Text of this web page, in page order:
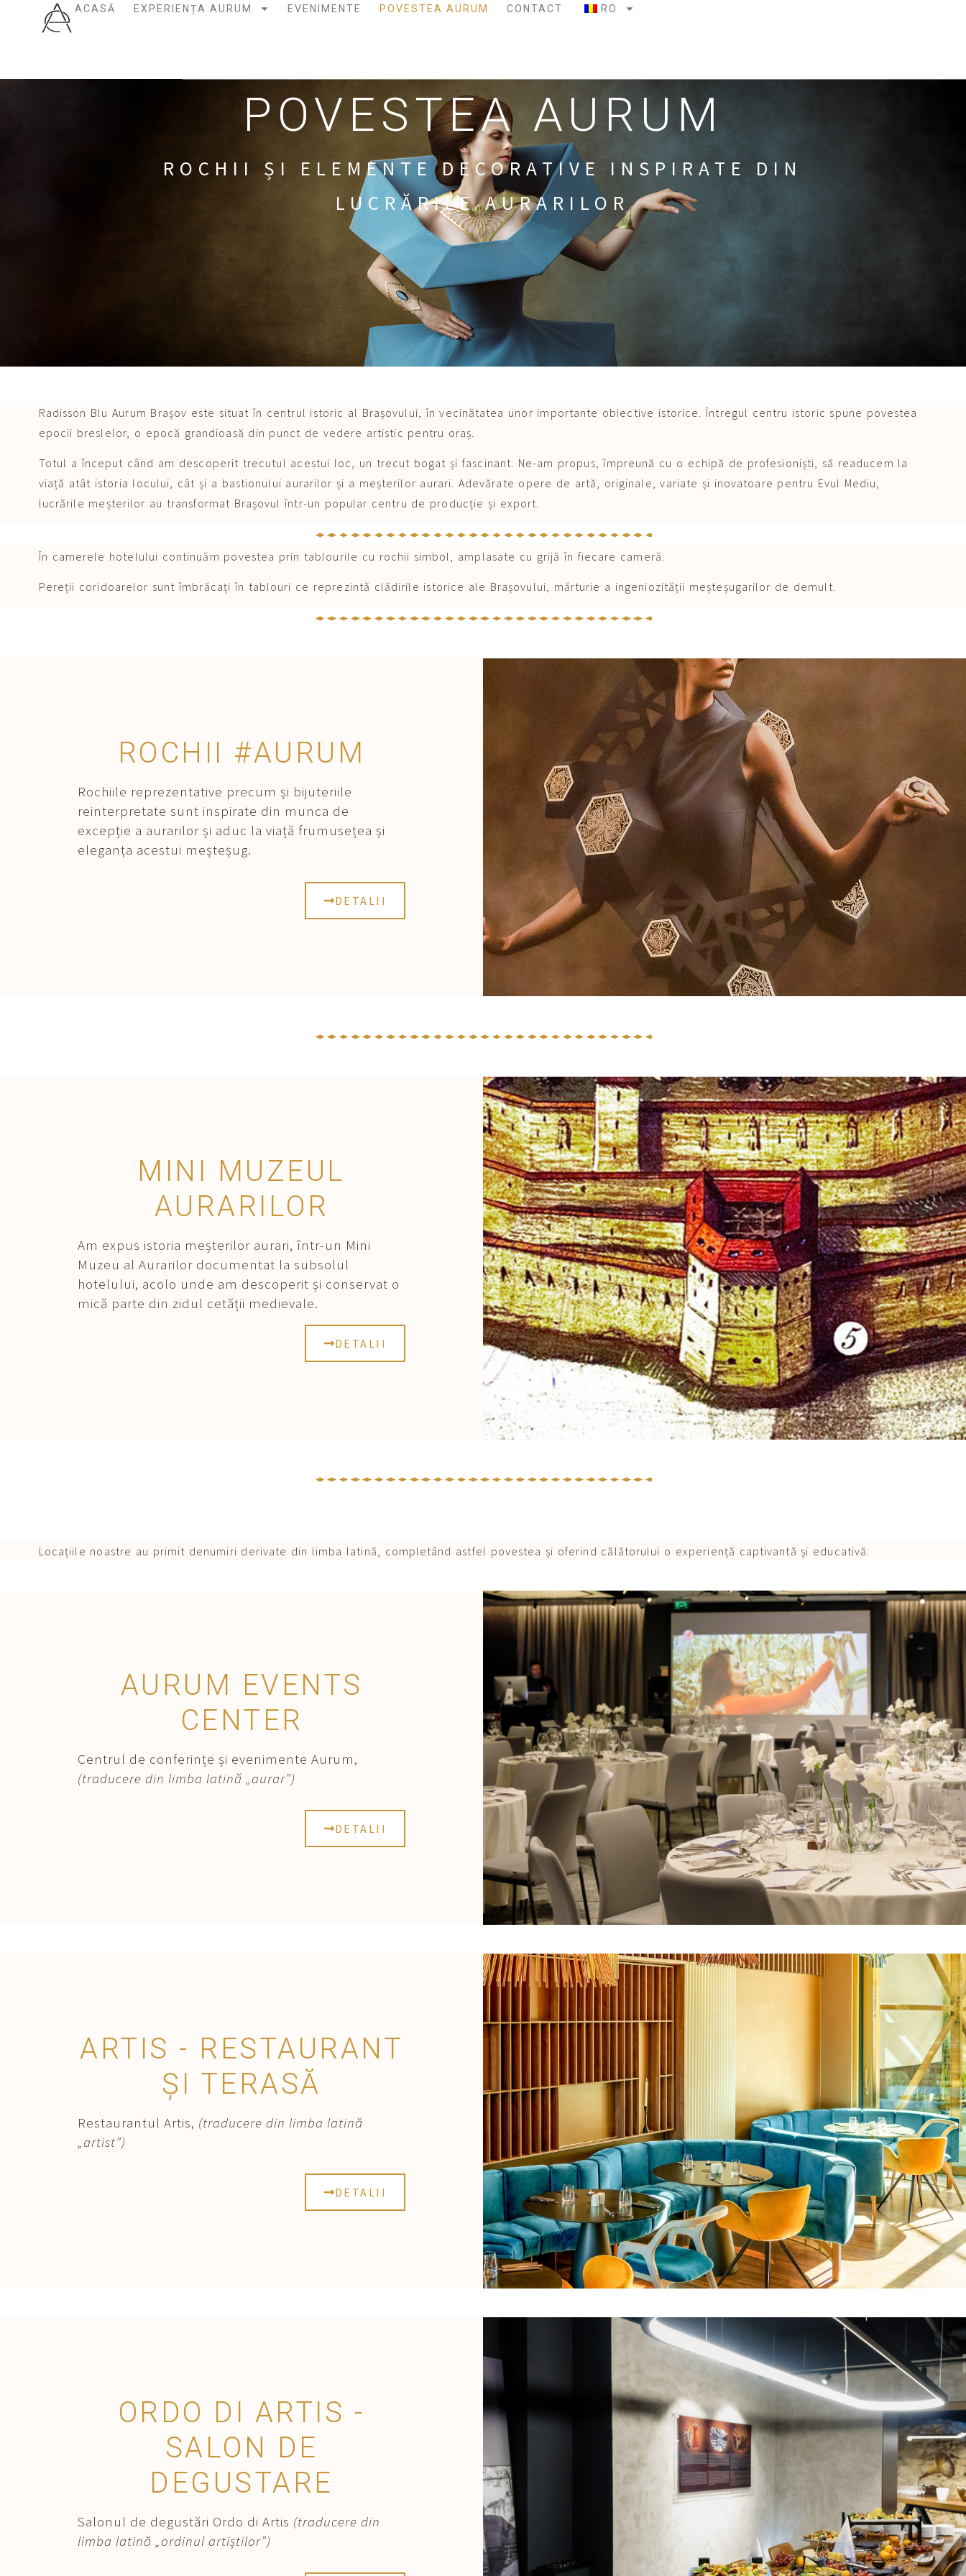
ACASĂ EXPERIENȚA AURUM EVENIMENTE POVESTEA AURUM CONTACT RO
POVESTEA AURUM
ROCHII ȘI ELEMENTE DECORATIVE INSPIRATE DIN
LUCRĂRILE AURARILOR
Radisson Blu Aurum Brașov este situat în centrul istoric al Brașovului, în vecinătatea unor importante obiective istorice. Întregul centru istoric spune povestea
epocii breslelor, o epocă grandioasă din punct de vedere artistic pentru oraș.
Totul a început când am descoperit trecutul acestui loc, un trecut bogat și fascinant. Ne-am propus, împreună cu o echipă de profesioniști, să readucem la
viață atât istoria locului, cât și a bastionului aurarilor și a meșterilor aurari. Adevărate opere de artă, originale, variate și inovatoare pentru Evul Mediu,
lucrările meșterilor au transformat Brașovul într-un popular centru de producție și export.
În camerele hotelului continuăm povestea prin tablourile cu rochii simbol, amplasate cu grijă în fiecare cameră.
Pereții coridoarelor sunt îmbrăcați în tablouri ce reprezintă clădirile istorice ale Brașovului, mărturie a ingeniozității meșteșugarilor de demult.
ROCHII #AURUM
Rochiile reprezentative precum și bijuteriile
reinterpretate sunt inspirate din munca de
excepție a aurarilor și aduc la viață frumusețea și
eleganța acestui meșteșug.
DETALII
MINI MUZEUL
AURARILOR
Am expus istoria meșterilor aurari, într-un Mini
Muzeu al Aurarilor documentat la subsolul
hotelului, acolo unde am descoperit și conservat o
mică parte din zidul cetății medievale.
DETALII
Locațiile noastre au primit denumiri derivate din limba latină, completând astfel povestea și oferind călătorului o experiență captivantă și educativă:
AURUM EVENTS
CENTER
Centrul de conferințe și evenimente Aurum,
(traducere din limba latină „aurar”)
DETALII
ARTIS - RESTAURANT
ȘI TERASĂ
Restaurantul Artis, (traducere din limba latină
„artist”)
DETALII
ORDO DI ARTIS -
SALON DE
DEGUSTARE
Salonul de degustări Ordo di Artis (traducere din
limba latină „ordinul artiștilor”)